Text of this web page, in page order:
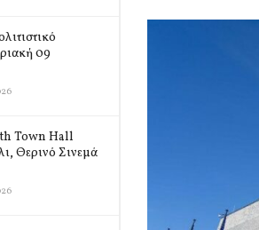
09
Town Hall
Θερινό Σινεμά